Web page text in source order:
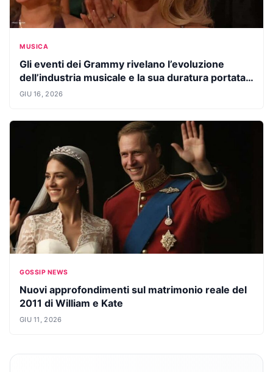
MUSICA
Gli eventi dei Grammy rivelano l’evoluzione
dell’industria musicale e la sua duratura portata
globale
GIU 16, 2026
GOSSIP NEWS
Nuovi approfondimenti sul matrimonio reale del
2011 di William e Kate
GIU 11, 2026